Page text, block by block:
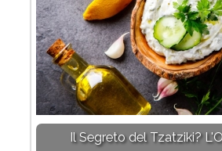
Il Segreto del Tzatziki?